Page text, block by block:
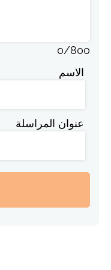
0/800
الاسم
عنوان المراسلة